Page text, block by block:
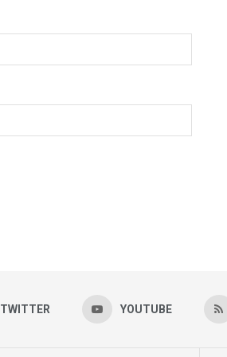
TWITTER YOUTUBE